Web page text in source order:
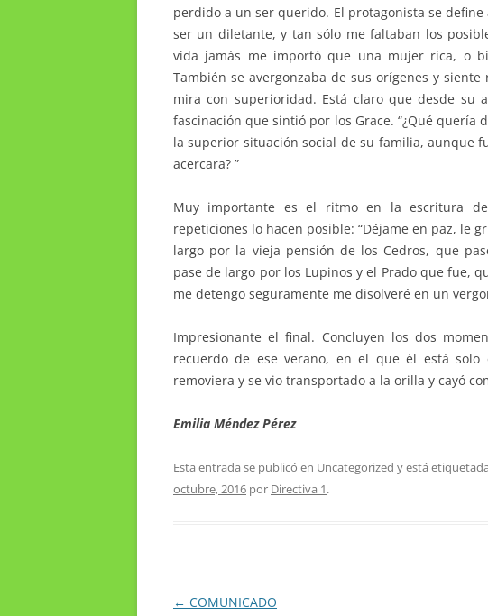
perdido a un ser querido. El protagonista se
ser un diletante, y tan sólo me faltaban los
vida jamás me importó que una mujer rica, o
También se avergonzaba de sus orígenes y
mira con superioridad. Está claro que desde su
fascinación que sintió por los Grace. “¿Qué quería
la superior situación social de su familia, aunque
acercara? ”
Muy importante es el ritmo en la escritura de
repeticiones lo hacen posible: “Déjame en paz, le
largo por la vieja pensión de los Cedros, que
pase de largo por los Lupinos y el Prado que fue,
me detengo seguramente me disolveré en un
Impresionante el final. Concluyen los dos
recuerdo de ese verano, en el que él está
removiera y se vio transportado a la orilla y cayó
Emilia Méndez Pérez
Esta entrada se publicó en Uncategorized y está
octubre, 2016 por Directiva 1.
Navegación
← COMUNICADO